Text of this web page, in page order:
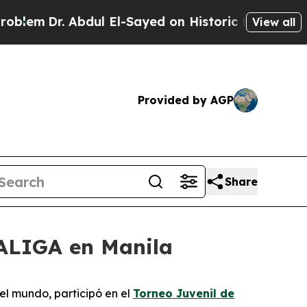
Abdul El-Sayed on Historic Michigan Win:
View all
Provided by AGP
Share
en Manila
mundo, participó en el Torneo Juvenil de